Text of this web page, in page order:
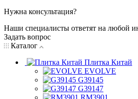
Нужна консультация?
Наши специалисты ответят на любой
Задать вопрос
Каталог
Плитка Китай
EVOLVE
G39145
G39147
RM3901